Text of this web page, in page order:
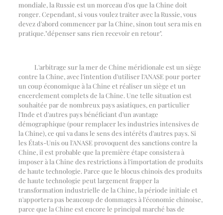
mondiale, la Russie est un morceau d'os que la Chine doit
ronger. Cependant, si vous voulez traiter avec la Russie, vous
devez d'abord commencer par la Chine, sinon tout sera mis en
pratique."dépenser sans rien recevoir en retour".
L'arbitrage sur la mer de Chine méridionale est un siège
contre la Chine, avec l'intention d'utiliser l'ANASE pour porter
un coup économique à la Chine et réaliser un siège et un
encerclement complets de la Chine. Une telle situation est
souhaitée par de nombreux pays asiatiques, en particulier
l'Inde et d'autres pays bénéficiant d'un avantage
démographique (pour remplacer les industries intensives de
la Chine), ce qui va dans le sens des intérêts d'autres pays. Si
les États-Unis ou l'ANASE provoquent des sanctions contre la
Chine, il est probable que la première étape consistera à
imposer à la Chine des restrictions à l'importation de produits
de haute technologie. Parce que le blocus chinois des produits
de haute technologie peut largement frapper la
transformation industrielle de la Chine, la période initiale et
n'apportera pas beaucoup de dommages à l'économie chinoise,
parce que la Chine est encore le principal marché bas de